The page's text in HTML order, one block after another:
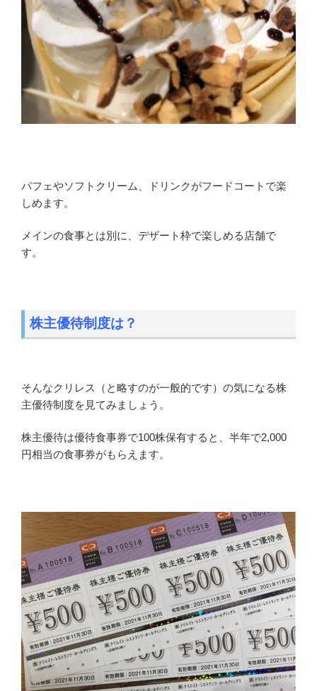
パフェやソフトクリーム、ドリンクがフードコートで楽
しめます。
メインの食事とは別に、デザート枠で楽しめる店舗で
す。
株主優待制度は？
そんなクリレス（と略すのが一般的です）の気になる株
主優待制度を見てみましょう。
株主優待は優待食事券で100株保有すると、半年で2,000
円相当の食事券がもらえます。